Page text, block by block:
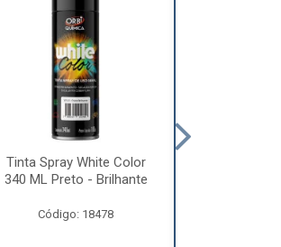
Tinta Spray White Color
340 ML Preto - Brilhante
Código: 18478